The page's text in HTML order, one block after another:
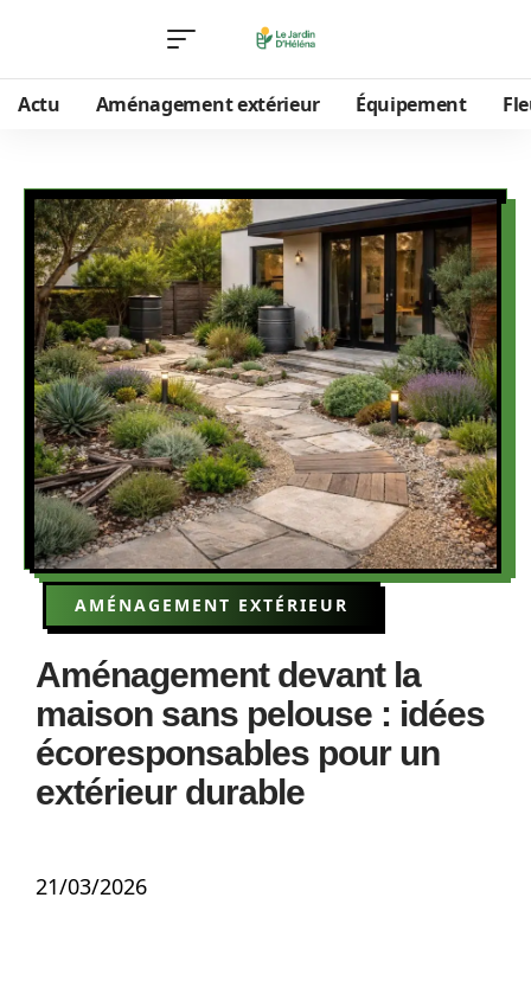
Actu Aménagement extérieur Équipement
AMÉNAGEMENT EXTÉRIEUR
Aménagement devant la
maison sans pelouse : idées
écoresponsables pour un
extérieur durable
21/03/2026